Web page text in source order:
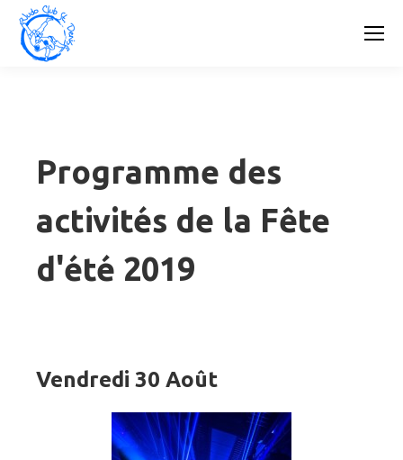
Programme des
activités de la Fête
d'été 2019
Vendredi 30 Août